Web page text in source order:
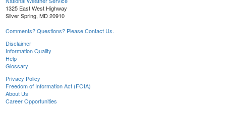
1325 East West Highway
Silver Spring, MD 20910
Comments? Questions? Please Contact Us.
Disclaimer
Information Quality
Help
Glossary
Privacy Policy
Freedom of Information Act (FOIA)
About Us
Career Opportunities